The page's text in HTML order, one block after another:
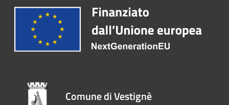
Comune di Vestignè